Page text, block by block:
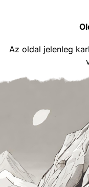
Az oldal jelenleg